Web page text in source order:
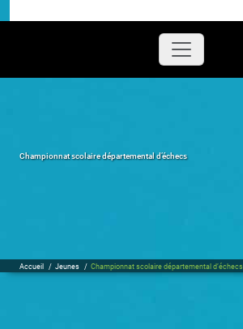
Championnat scolaire départemental d’échecs
Accueil / Jeunes / Championnat scolaire départemental d’échecs